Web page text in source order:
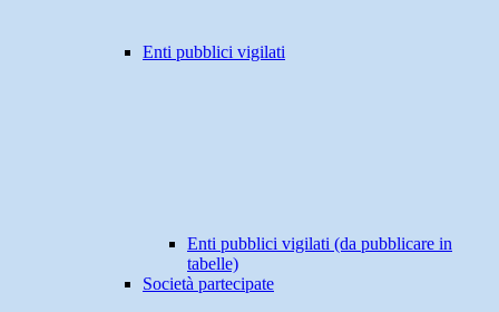
Enti pubblici vigilati
Enti pubblici vigilati (da pubblicare in
tabelle)
Società partecipate